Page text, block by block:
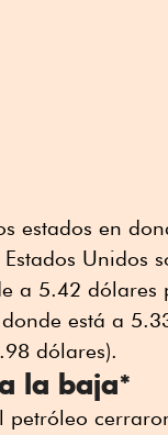
estados en
Unidos
a 5.42 dólares
está a
dólares).
la baja*
petróleo